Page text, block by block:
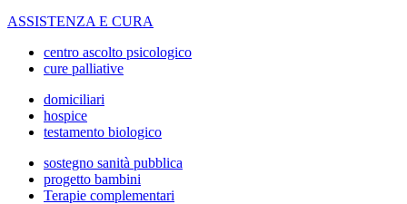
ASSISTENZA E CURA
centro ascolto psicologico
cure palliative
domiciliari
hospice
testamento biologico
sostegno sanità pubblica
progetto bambini
Terapie complementari